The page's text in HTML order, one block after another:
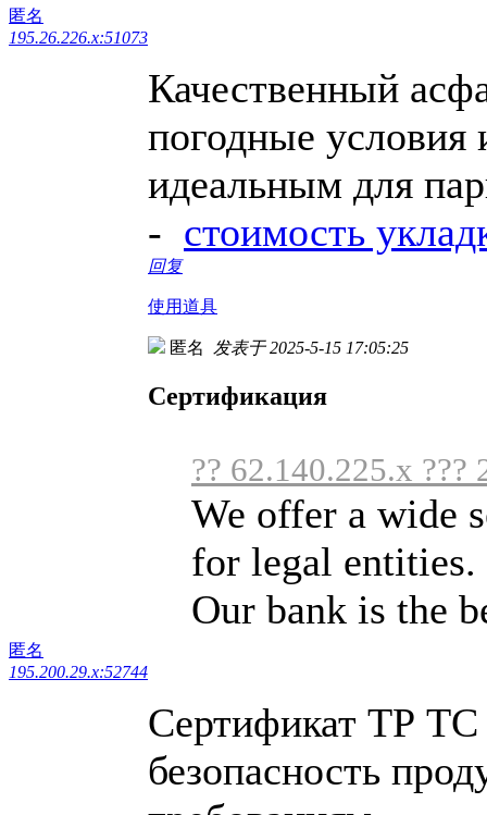
匿名
195.26.226.x:51073
Качественный
погодные условия
идеальным для
- стоимость
回复
使用道具
匿名
195.200.29.x:52744
匿名 发表于 2025-5-15 17:05:25
Сертификация
?? 62.140.225.x ???
We offer a wide
for legal entities.
Our bank is the
Сертификат ТР
безопасность